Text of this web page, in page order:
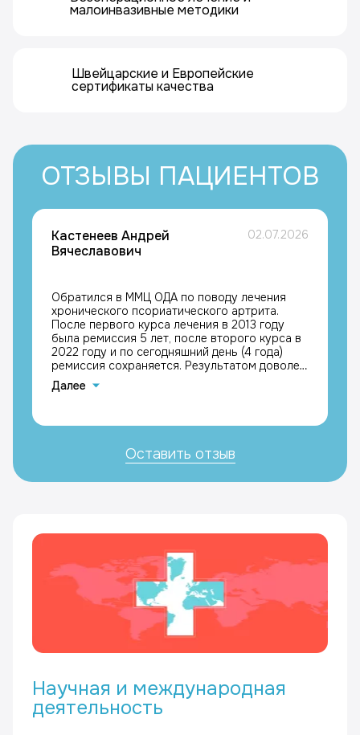
малоинвазивные методики
Швейцарские и Европейские
сертификаты качества
ОТЗЫВЫ ПАЦИЕНТОВ
Кастенеев Андрей
Вячеславович
02.07.2026
Обратился в ММЦ ОДА по поводу лечения
хронического псориатического артрита.
После первого курса лечения в 2013 году
была ремиссия 5 лет, после второго курса в
2022 году и по сегодняшний день (4 года)
ремиссия сохраняется. Результатом доволен,
с благодарностью к лечащим врачам
Каримовой Галине Мазгаровне и Кравчику
Далее
Оставить отзыв
Научная и международная
деятельность